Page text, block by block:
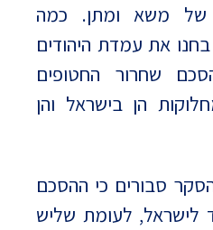
של משא ומתן. כמה
את עמדת היהודים
שחרור החטופים
הן בישראל והן
הסקר סבורים כי ההסכם
לישראל, לעומת שליש